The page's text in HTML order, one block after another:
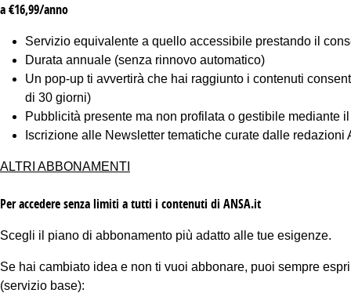
a €16,99/anno
Servizio equivalente a quello accessibile prestando il
Durata annuale (senza rinnovo automatico)
Un pop-up ti avvertirà che hai raggiunto i contenuti
di 30 giorni)
Pubblicità presente ma non profilata o gestibile mediante
Iscrizione alle Newsletter tematiche curate dalle redazioni
ALTRI ABBONAMENTI
Per accedere senza limiti a tutti i contenuti di ANSA.it
Scegli il piano di abbonamento più adatto alle tue esigenze.
Se hai cambiato idea e non ti vuoi abbonare, puoi sempre
(servizio base):